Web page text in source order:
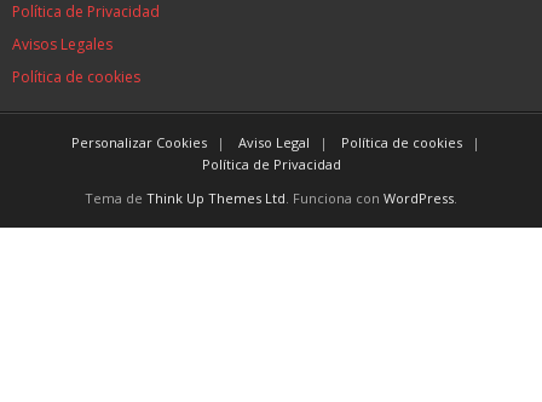
Política de Privacidad
Avisos Legales
Política de cookies
Personalizar Cookies Aviso Legal
Política de cookies
Política de Privacidad
Tema de Think Up Themes Ltd. Funciona con WordPress.